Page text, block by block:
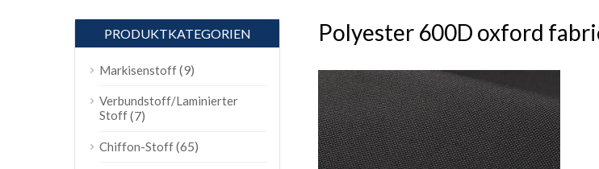
Polyester 600D oxford
PRODUKTKATEGORIEN
Markisenstoff(9)
Verbundstoff/Laminierter
Stoff(7)
Chiffon-Stoff(65)